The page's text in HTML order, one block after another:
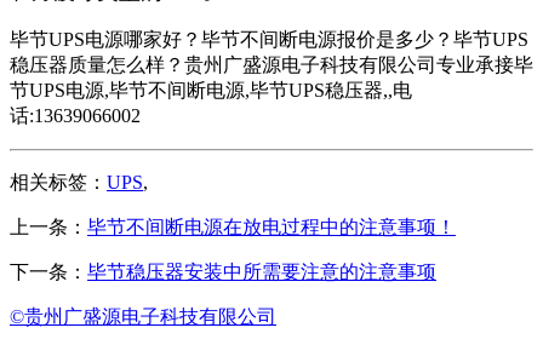
毕节UPS电源哪家好？毕节不间断电源报价是多少？毕节UPS
稳压器质量怎么样？贵州广盛源电子科技有限公司专业承接毕
节UPS电源,毕节不间断电源,毕节UPS稳压器,,电
话:13639066002
相关标签： UPS,
上一条： 毕节不间断电源在放电过程中的注意事项！
下一条： 毕节稳压器安装中所需要注意的注意事项
©贵州广盛源电子科技有限公司